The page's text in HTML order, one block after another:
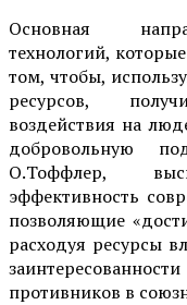
Основная
технологий,
том, чтобы,
ресурсов,
воздействия на
добровольную
О.Тоффлер,
эффективность
позволяющие
расходуя ресурсы
противников в